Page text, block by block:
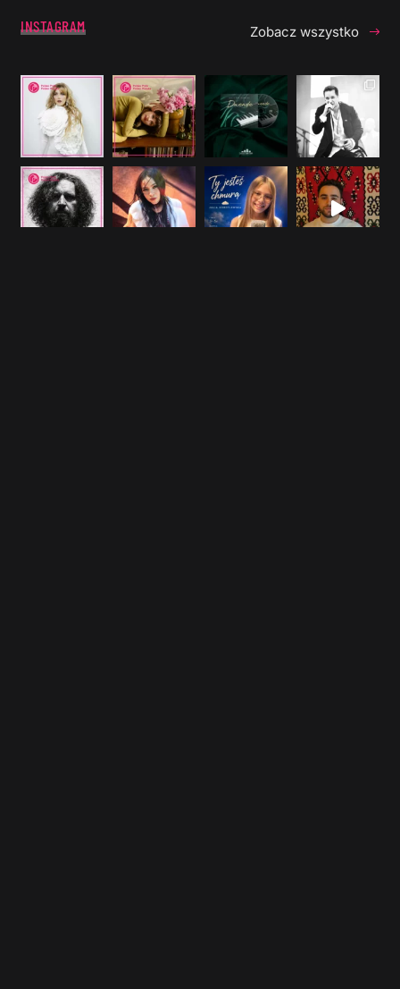
INSTAGRAM Zobacz wszystko